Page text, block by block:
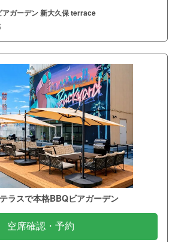
ガーデン 新大久保 terrace
ラスで本格BBQビアガーデン
空席確認・予約